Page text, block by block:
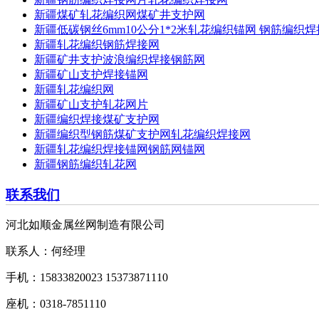
新疆煤矿轧花编织网煤矿井支护网
新疆低碳钢丝6mm10公分1*2米轧花编织锚网 钢筋编织
新疆轧花编织钢筋焊接网
新疆矿井支护波浪编织焊接钢筋网
新疆矿山支护焊接锚网
新疆轧花编织网
新疆矿山支护轧花网片
新疆编织焊接煤矿支护网
新疆编织型钢筋煤矿支护网轧花编织焊接网
新疆轧花编织焊接锚网钢筋网锚网
新疆钢筋编织轧花网
联系我们
河北如顺金属丝网制造有限公司
联系人：何经理
手机：15833820023 15373871110
座机：0318-7851110